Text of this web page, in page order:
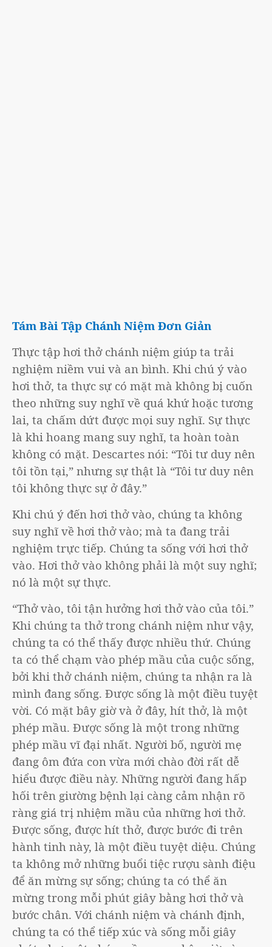
Tám Bài Tập Chánh Niệm Đơn Giản
Thực tập hơi thở chánh niệm giúp ta trải
nghiệm niềm vui và an bình. Khi chú ý vào
hơi thở, ta thực sự có mặt mà không bị cuốn
theo những suy nghĩ về quá khứ hoặc tương
lai, ta chấm dứt được mọi suy nghĩ. Sự thực
là khi hoang mang suy nghĩ, ta hoàn toàn
không có mặt. Descartes nói: “Tôi tư duy nên
tôi tồn tại,” nhưng sự thật là “Tôi tư duy nên
tôi không thực sự ở đây.”
Khi chú ý đến hơi thở vào, chúng ta không
suy nghĩ về hơi thở vào; mà ta đang trải
nghiệm trực tiếp. Chúng ta sống với hơi thở
vào. Hơi thở vào không phải là một suy nghĩ;
nó là một sự thực.
“Thở vào, tôi tận hưởng hơi thở vào của tôi.”
Khi chúng ta thở trong chánh niệm như vậy,
chúng ta có thể thấy được nhiều thứ. Chúng
ta có thể chạm vào phép mầu của cuộc sống,
bởi khi thở chánh niệm, chúng ta nhận ra là
mình đang sống. Được sống là một điều tuyệt
vời. Có mặt bây giờ và ở đây, hít thở, là một
phép mầu. Được sống là một trong những
phép mầu vĩ đại nhất. Người bố, người mẹ
đang ôm đứa con vừa mới chào đời rất dễ
hiểu được điều này. Những người đang hấp
hối trên giường bệnh lại càng cảm nhận rõ
ràng giá trị nhiệm mầu của những hơi thở.
Được sống, được hít thở, được bước đi trên
hành tinh này, là một điều tuyệt diệu. Chúng
ta không mở những buổi tiệc rượu sành điệu
để ăn mừng sự sống; chúng ta có thể ăn
mừng trong mỗi phút giây bằng hơi thở và
bước chân. Với chánh niệm và chánh định,
chúng ta có thể tiếp xúc và sống mỗi giây